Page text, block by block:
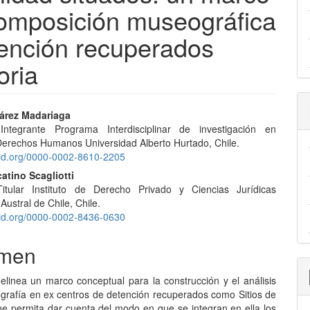
museográfica
recuperados
Madariaga
Programa Interdisciplinar de investigación en
Humanos Universidad Alberto Hurtado, Chile.
0000-0002-8610-2205
Scagliotti
Instituto de Derecho Privado y Ciencias Jurídicas
de Chile, Chile.
0000-0002-8436-0630
un marco conceptual para la construcción y el análisis
en ex centros de detención recuperados como Sitios de